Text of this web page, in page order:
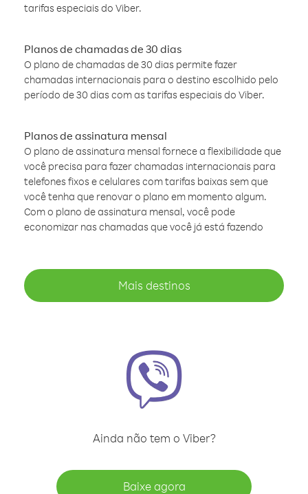
tarifas especiais do Viber.
Planos de chamadas de 30 dias
O plano de chamadas de 30 dias permite fazer
chamadas internacionais para o destino escolhido pelo
período de 30 dias com as tarifas especiais do Viber.
Planos de assinatura mensal
O plano de assinatura mensal fornece a flexibilidade que
você precisa para fazer chamadas internacionais para
telefones fixos e celulares com tarifas baixas sem que
você tenha que renovar o plano em momento algum.
Com o plano de assinatura mensal, você pode
economizar nas chamadas que você já está fazendo
Mais destinos
Ainda não tem o Viber?
Baixe agora